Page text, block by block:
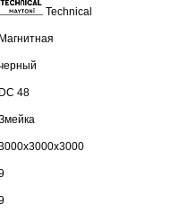
Technical
Магнитная
DC 48